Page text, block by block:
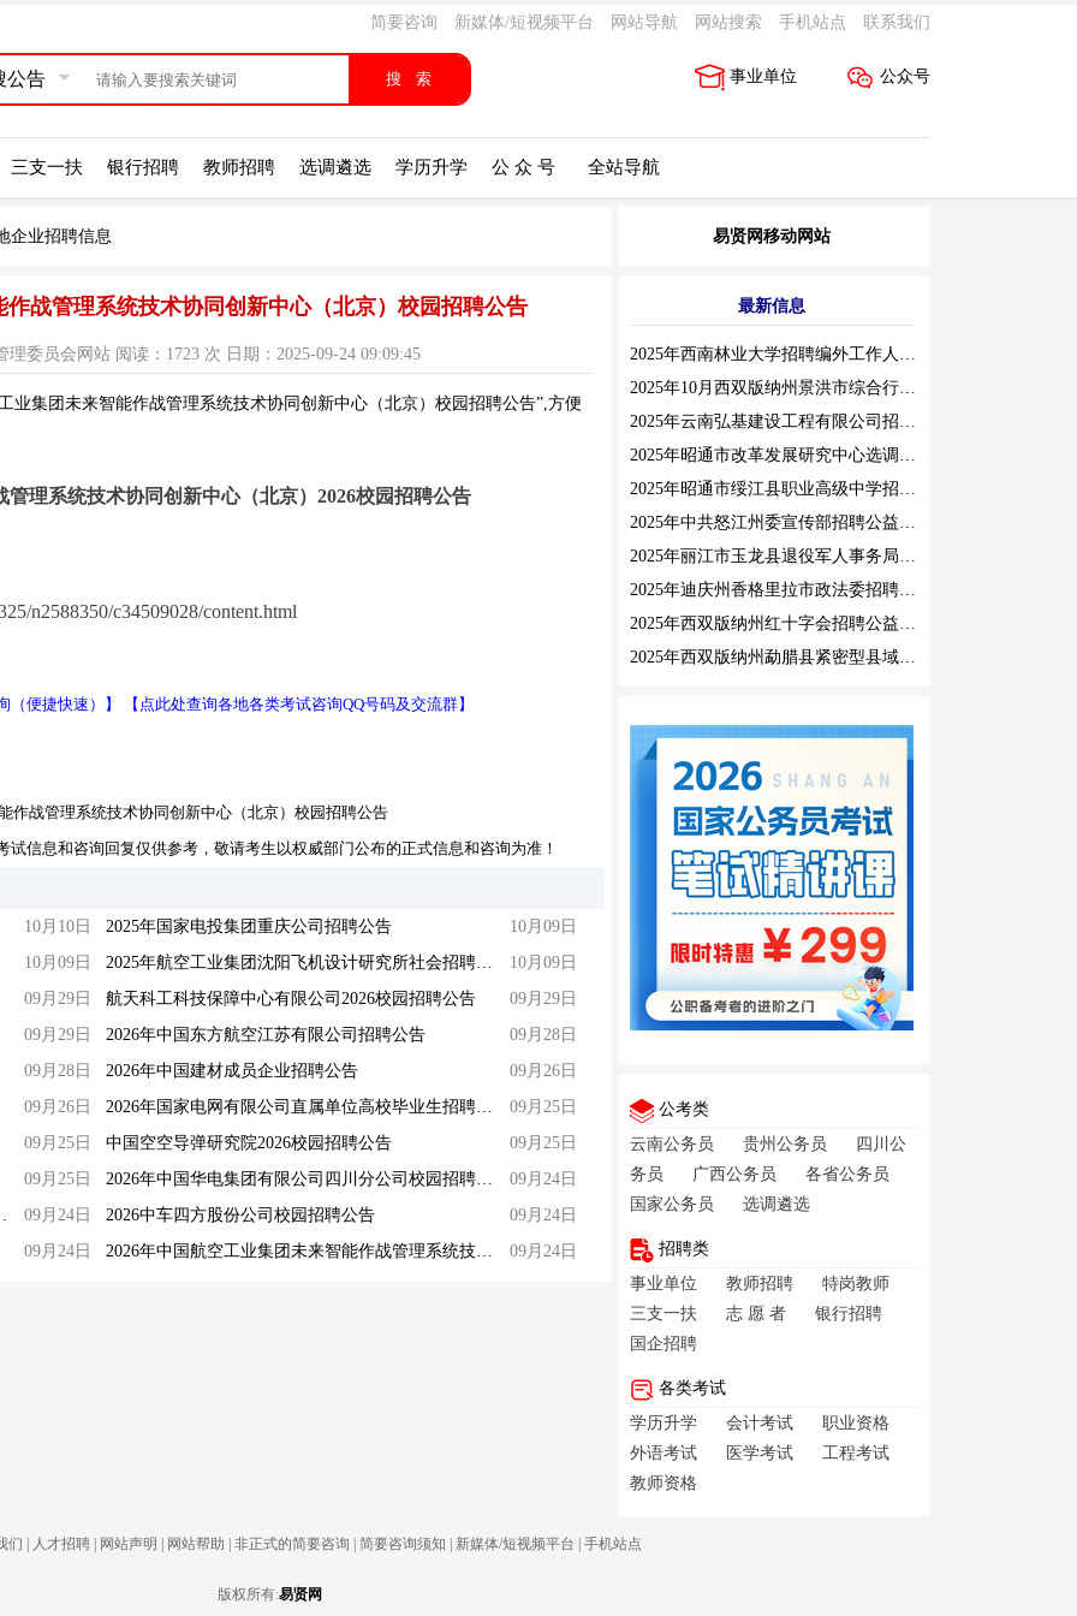
简要咨询 新媒体/短视频平台 网站导航 网站搜索 手机站点 联系我们
公告 公众号
事业单位
三支一扶 银行招聘 教师招聘 选调遴选 学历升学 公 众 号 全站导航
企业招聘信息
战管理系统技术协同创新中心（北京）校园招聘公告
委员会网站 阅读：1723 次 日期：2025-09-24 09:09:45
业集团未来智能作战管理系统技术协同创新中心（北京）校园招聘公告”,方便
理系统技术协同创新中心（北京）2026校园招聘公告
n2588350/c34509028/content.html
便捷快速）】 【点此处查询各地各类考试咨询QQ号码及交流群】
作战管理系统技术协同创新中心（北京）校园招聘公告
信息和咨询回复仅供参考，敬请考生以权威部门公布的正式信息和咨询为准！
10月10日 2025年国家电投集团重庆公司招聘公告
10月09日
10月09日
2025年航空工业集团沈阳飞机设计研究所社会招聘公告
10月09日
09月29日
航天科工科技保障中心有限公司2026校园招聘公告
09月29日
09月29日
2026年中国东方航空江苏有限公司招聘公告
09月28日
09月28日
2026年中国建材成员企业招聘公告
09月26日
09月26日
2026年国家电网有限公司直属单位高校毕业生招聘校园宣讲公告
09月25日
09月25日
中国空空导弹研究院2026校园招聘公告
09月25日
09月25日
2026年中国华电集团有限公司四川分公司校园招聘公告（第一批）
09月24日
（第一批）
09月24日 2026中车四方股份公司校园招聘公告
09月24日
09月24日
2026年中国航空工业集团未来智能作战管理系统技术协同创新中心（北京）校园招聘公告 09月24日
易贤网移动网站
最新信息
2025年西南林业大学招聘编外工作人员公告（三）
2025年10月西双版纳州景洪市综合行政执法局招聘人员公告
2025年云南弘基建设工程有限公司招聘公告
2025年昭通市改革发展研究中心选调工作人员职业素质测评通告
2025年昭通市绥江县职业高级中学招聘编外紧缺临聘数学教师公告
2025年中共怒江州委宣传部招聘公益性岗位公告
2025年丽江市玉龙县退役军人事务局公益性岗位招聘公告
2025年迪庆州香格里拉市政法委招聘公益性岗位公告
2025年西双版纳州红十字会招聘公益性岗位人员公告
2025年西双版纳州勐腊县紧密型县域医共体招聘编外人员公告
公考类
云南公务员
贵州公务员
四川公
务员
广西公务员
各省公务员
国家公务员
选调遴选
招聘类
事业单位
教师招聘
特岗教师
三支一扶
志 愿 者
银行招聘
国企招聘
各类考试
学历升学
会计考试
职业资格
外语考试
医学考试
工程考试
教师资格
们 人才招聘| 网站声明 网站帮助 非正式的简要咨询 简要咨询须知 新媒体/短视频平台 手机站点
版权所有:易贤网